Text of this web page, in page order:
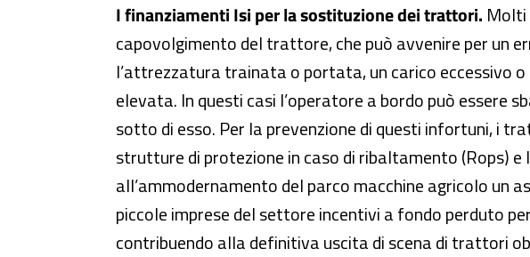
I finanziamenti Isi per la sostituzione dei trattori. Molti
capovolgimento del trattore, che può avvenire per un
l’attrezzatura trainata o portata, un carico eccessivo
elevata. In questi casi l’operatore a bordo può
sotto di esso. Per la prevenzione di questi infortuni, i
strutture di protezione in caso di ribaltamento (Rops) e
all’ammodernamento del parco macchine agricolo un
piccole imprese del settore incentivi a fondo perduto
contribuendo alla definitiva uscita di scena di trattori